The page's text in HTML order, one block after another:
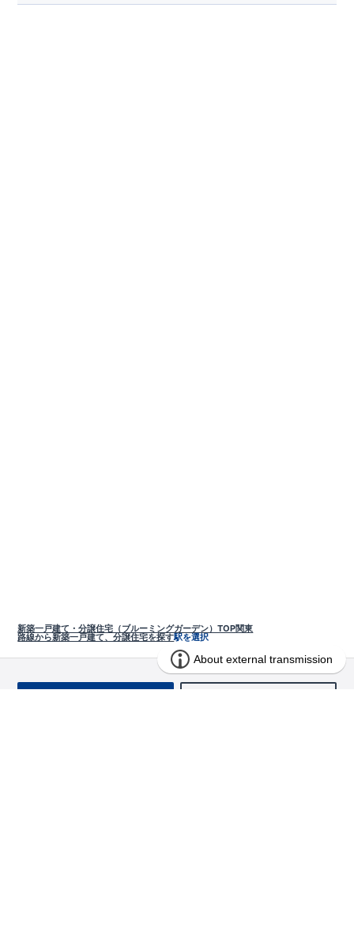
新築一戸建て・分譲住宅（ブルーミングガーデン）TOP関東
路線から新築一戸建て、分譲住宅を探す駅を選択